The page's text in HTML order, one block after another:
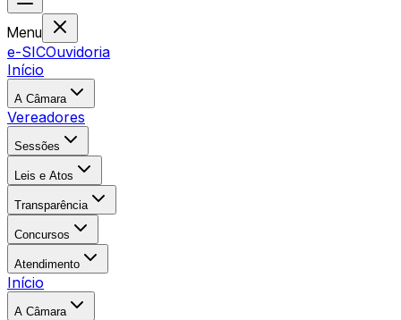
Menu
e-SICOuvidoria
Início
A Câmara
Vereadores
Sessões
Leis e Atos
Transparência
Concursos
Atendimento
Início
A Câmara